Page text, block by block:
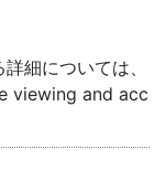
細については、「
viewing and